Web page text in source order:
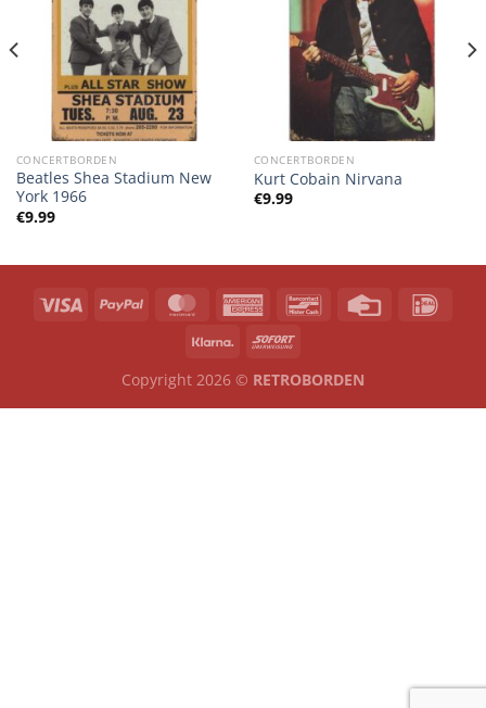
CONCERTBORDEN
Beatles Shea Stadium New
York 1966
€9.99
CONCERTBORDEN
Kurt Cobain Nirvana
€9.99
Copyright 2026 © RETROBORDEN